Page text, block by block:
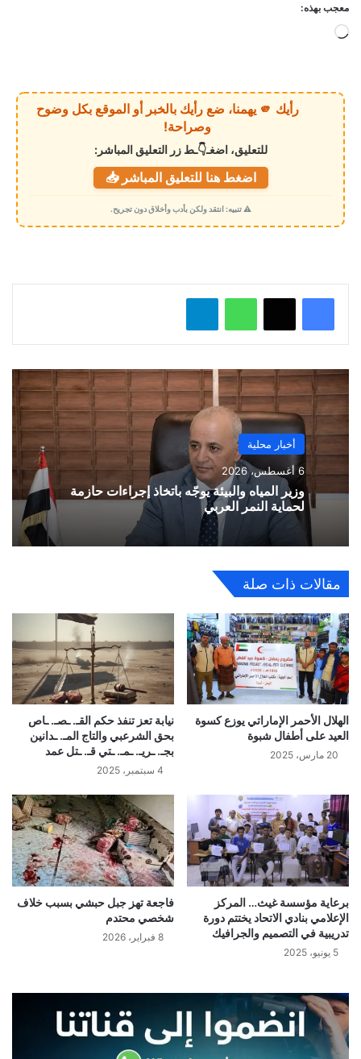
معجب بهذه:
ي
م
ي
رأيك 🫵 يهمنا، ضع رأيك بالخبر أو الموقع بكل وضوح
وصراحة!
للتعليق، اضغـ👇ـط زر التعليق المباشر:
اضغط هنا للتعليق المباشر 📥
⚠️ تنبيه: انتقد ولكن بأدب وأخلاق دون تجريح.
واتساب
أخبار محلية
6 أغسطس، 2026
وزير المياه والبيئة يوجّه باتخاذ إجراءات حازمة
لحماية النمر العربي
مقالات ذات صلة
الهلال الأحمر الإماراتي يوزع كسوة
العيد على أطفال شبوة
20 مارس، 2025
نيابة تعز تنفذ حكم القـ. ـصـ. ـاص
بحق الشرعبي والتاج المـ. ـدانين
بجـ. ـريـ. ـمـ. ـتي قـ. ـتل عمد
4 سبتمبر، 2025
برعاية مؤسسة غيث… المركز
الإعلامي بنادي الاتحاد يختتم دورة
تدريبية في التصميم والجرافيك
5 يونيو، 2025
فاجعة تهز جبل حبشي بسبب خلاف
شخصي محتدم
8 فبراير، 2026